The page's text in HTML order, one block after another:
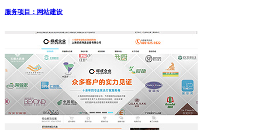
服务项目：网站建设